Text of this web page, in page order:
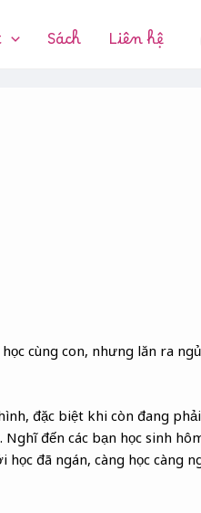
Sách Liên hệ
cùng con, nhưng lăn ra
đặc biệt khi còn đang
đến các bạn học sinh
đã ngán, càng học càng